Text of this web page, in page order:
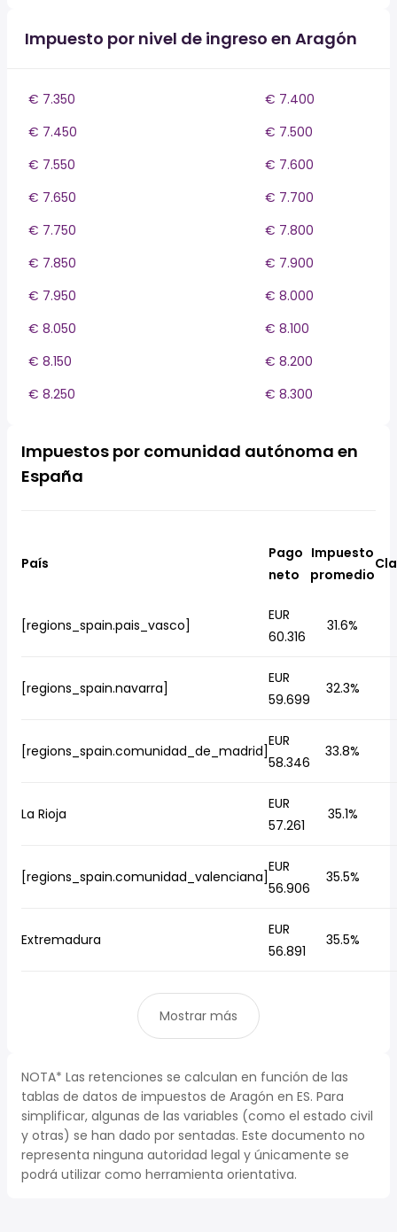
Impuesto por nivel de ingreso en Aragón
€ 7.350
€ 7.400
€ 7.450
€ 7.500
€ 7.550
€ 7.600
€ 7.650
€ 7.700
€ 7.750
€ 7.800
€ 7.850
€ 7.900
€ 7.950
€ 8.000
€ 8.050
€ 8.100
€ 8.150
€ 8.200
€ 8.250
€ 8.300
Impuestos por comunidad autónoma en
España
País
Pago
neto
Impuesto
promedio
[regions_spain.pais_vasco]
EUR
60.316
31.6%
[regions_spain.navarra]
EUR
59.699
32.3%
[regions_spain.comunidad_de_madrid]
EUR
58.346
33.8%
La Rioja
EUR
57.261
35.1%
[regions_spain.comunidad_valenciana]
EUR
56.906
35.5%
Extremadura
EUR
56.891
35.5%
Mostrar más
NOTA* Las retenciones se calculan en función de las
tablas de datos de impuestos de Aragón en ES. Para
simplificar, algunas de las variables (como el estado civil
y otras) se han dado por sentadas. Este documento no
representa ninguna autoridad legal y únicamente se
podrá utilizar como herramienta orientativa.